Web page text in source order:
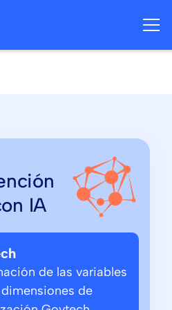
IA
de las variables
de